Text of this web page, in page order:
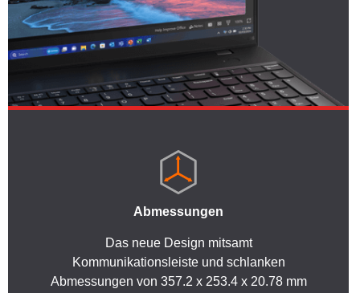
Abmessungen
Das neue Design mitsamt
Kommunikationsleiste und schlanken
Abmessungen von 357.2 x 253.4 x 20.78 mm